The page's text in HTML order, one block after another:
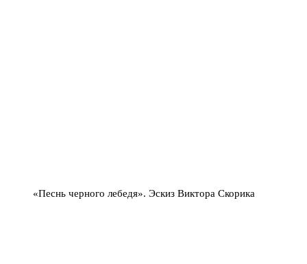
«Песнь черного лебедя». Эскиз Виктора Скорика